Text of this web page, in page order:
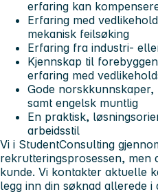
erfaring kan
Erfaring med
mekanisk feilsøking
Erfaring fra industri-
Kjennskap til
erfaring med
Gode
samt engelsk muntlig
En praktisk,
arbeidsstil
Vi i StudentConsulting
rekrutteringsprosessen, men
kunde. Vi kontakter aktuelle
legg inn din søknad allerede i